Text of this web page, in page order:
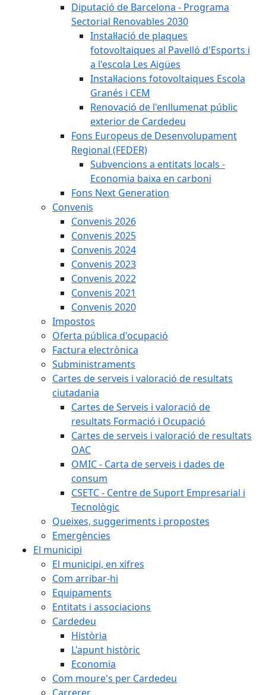
Diputació de Barcelona - Programa
Sectorial Renovables 2030
Instal·lació de plaques
fotovoltaiques al Pavelló d'Esports i
a l'escola Les Aigües
Instal·lacions fotovoltaiques Escola
Granés i CEM
Renovació de l'enllumenat públic
exterior de Cardedeu
Fons Europeus de Desenvolupament
Regional (FEDER)
Subvencions a entitats locals -
Economia baixa en carboni
Fons Next Generation
Convenis
Convenis 2026
Convenis 2025
Convenis 2024
Convenis 2023
Convenis 2022
Convenis 2021
Convenis 2020
Impostos
Oferta pública d'ocupació
Factura electrònica
Subministraments
Cartes de serveis i valoració de resultats
ciutadania
Cartes de Serveis i valoració de
resultats Formació i Ocupació
Cartes de serveis i valoració de resultats
OAC
OMIC - Carta de serveis i dades de
consum
CSETC - Centre de Suport Empresarial i
Tecnològic
Queixes, suggeriments i propostes
Emergències
El municipi
El municipi, en xifres
Com arribar-hi
Equipaments
Entitats i associacions
Cardedeu
Història
L'apunt històric
Economia
Com moure's per Cardedeu